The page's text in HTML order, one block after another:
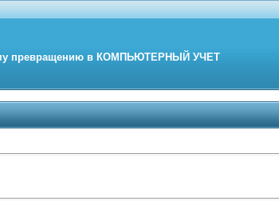
превращению в КОМПЬЮТЕРНЫЙ УЧЕТ